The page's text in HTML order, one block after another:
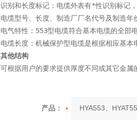
识别和长度标记：电缆外表有*性识别标记
电缆型号、长度、制造厂厂名代号及制造年
电气特性：553型电缆符合基本电缆的全部电
电缆长度：机械保护型电缆是根据相应基本
其他结构
可根据用户的要求提供厚度不同或其它金属
产品：